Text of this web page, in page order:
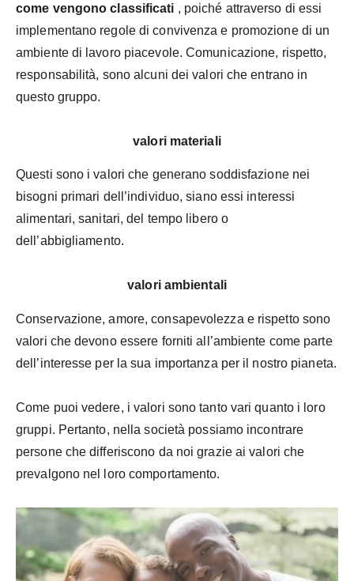
come vengono classificati , poiché attraverso di essi
implementano regole di convivenza e promozione di un
ambiente di lavoro piacevole. Comunicazione, rispetto,
responsabilità, sono alcuni dei valori che entrano in
questo gruppo.
valori materiali
Questi sono i valori che generano soddisfazione nei
bisogni primari dell’individuo, siano essi interessi
alimentari, sanitari, del tempo libero o
dell’abbigliamento.
valori ambientali
Conservazione, amore, consapevolezza e rispetto sono
valori che devono essere forniti all’ambiente come parte
dell’interesse per la sua importanza per il nostro pianeta.
Come puoi vedere, i valori sono tanto vari quanto i loro
gruppi. Pertanto, nella società possiamo incontrare
persone che differiscono da noi grazie ai valori che
prevalgono nel loro comportamento.